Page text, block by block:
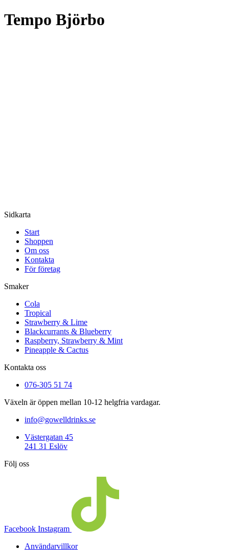
Tempo Björbo
Sidkarta
Start
Shoppen
Om oss
Kontakta
För företag
Smaker
Cola
Tropical
Strawberry & Lime
Blackcurrants & Blueberry
Raspberry, Strawberry & Mint
Pineapple & Cactus
Kontakta oss
076-305 51 74
Växeln är öppen mellan 10-12 helgfria vardagar.
info@gowelldrinks.se
Västergatan 45
241 31 Eslöv
Följ oss
Facebook Instagram
Användarvillkor